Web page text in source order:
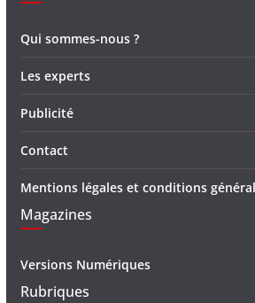
Qui sommes-nous ?
Les experts
Publicité
Contact
Mentions légales et conditions
Magazines
Versions Numériques
Rubriques